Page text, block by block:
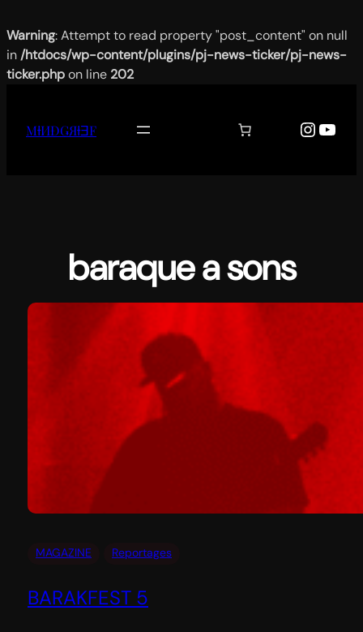
Warning: Attempt to read property "post_content" on null
in /htdocs/wp-content/plugins/pj-news-ticker/pj-news-
ticker.phpon line 202
contenu
MƗИĐǤЯƗƎF
baraque a sons
MAGAZINE Reportages
BARAKFEST 5